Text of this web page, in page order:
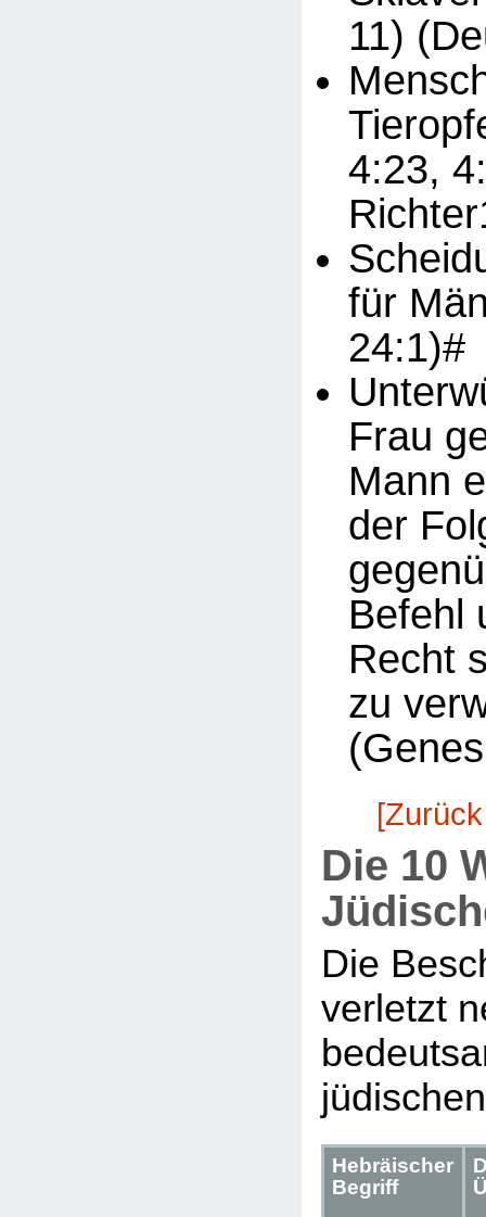
11)
4:23,
für
24:1)#
Frau
Mann
der
Befehl
Recht
zu
Die 10
Die
verletzt
Hebräischer
Begriff